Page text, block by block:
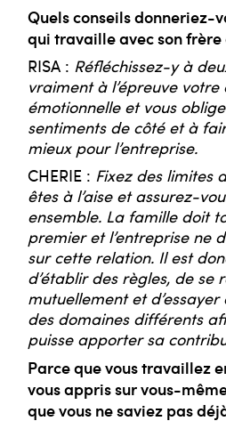
Quels conseils donneriez-
qui travaille avec son frère
RISA : Réfléchissez-y à
vraiment à l’épreuve
émotionnelle et vous
sentiments de côté et à
mieux pour l’entreprise.
CHERIE : Fixez des limites
êtes à l’aise et assurez-
ensemble. La famille doit
premier et l’entreprise ne
sur cette relation. Il est
d’établir des règles, de se
mutuellement et
des domaines différents
puisse apporter sa
Parce que vous travaillez
vous appris sur vous-
que vous ne saviez pas